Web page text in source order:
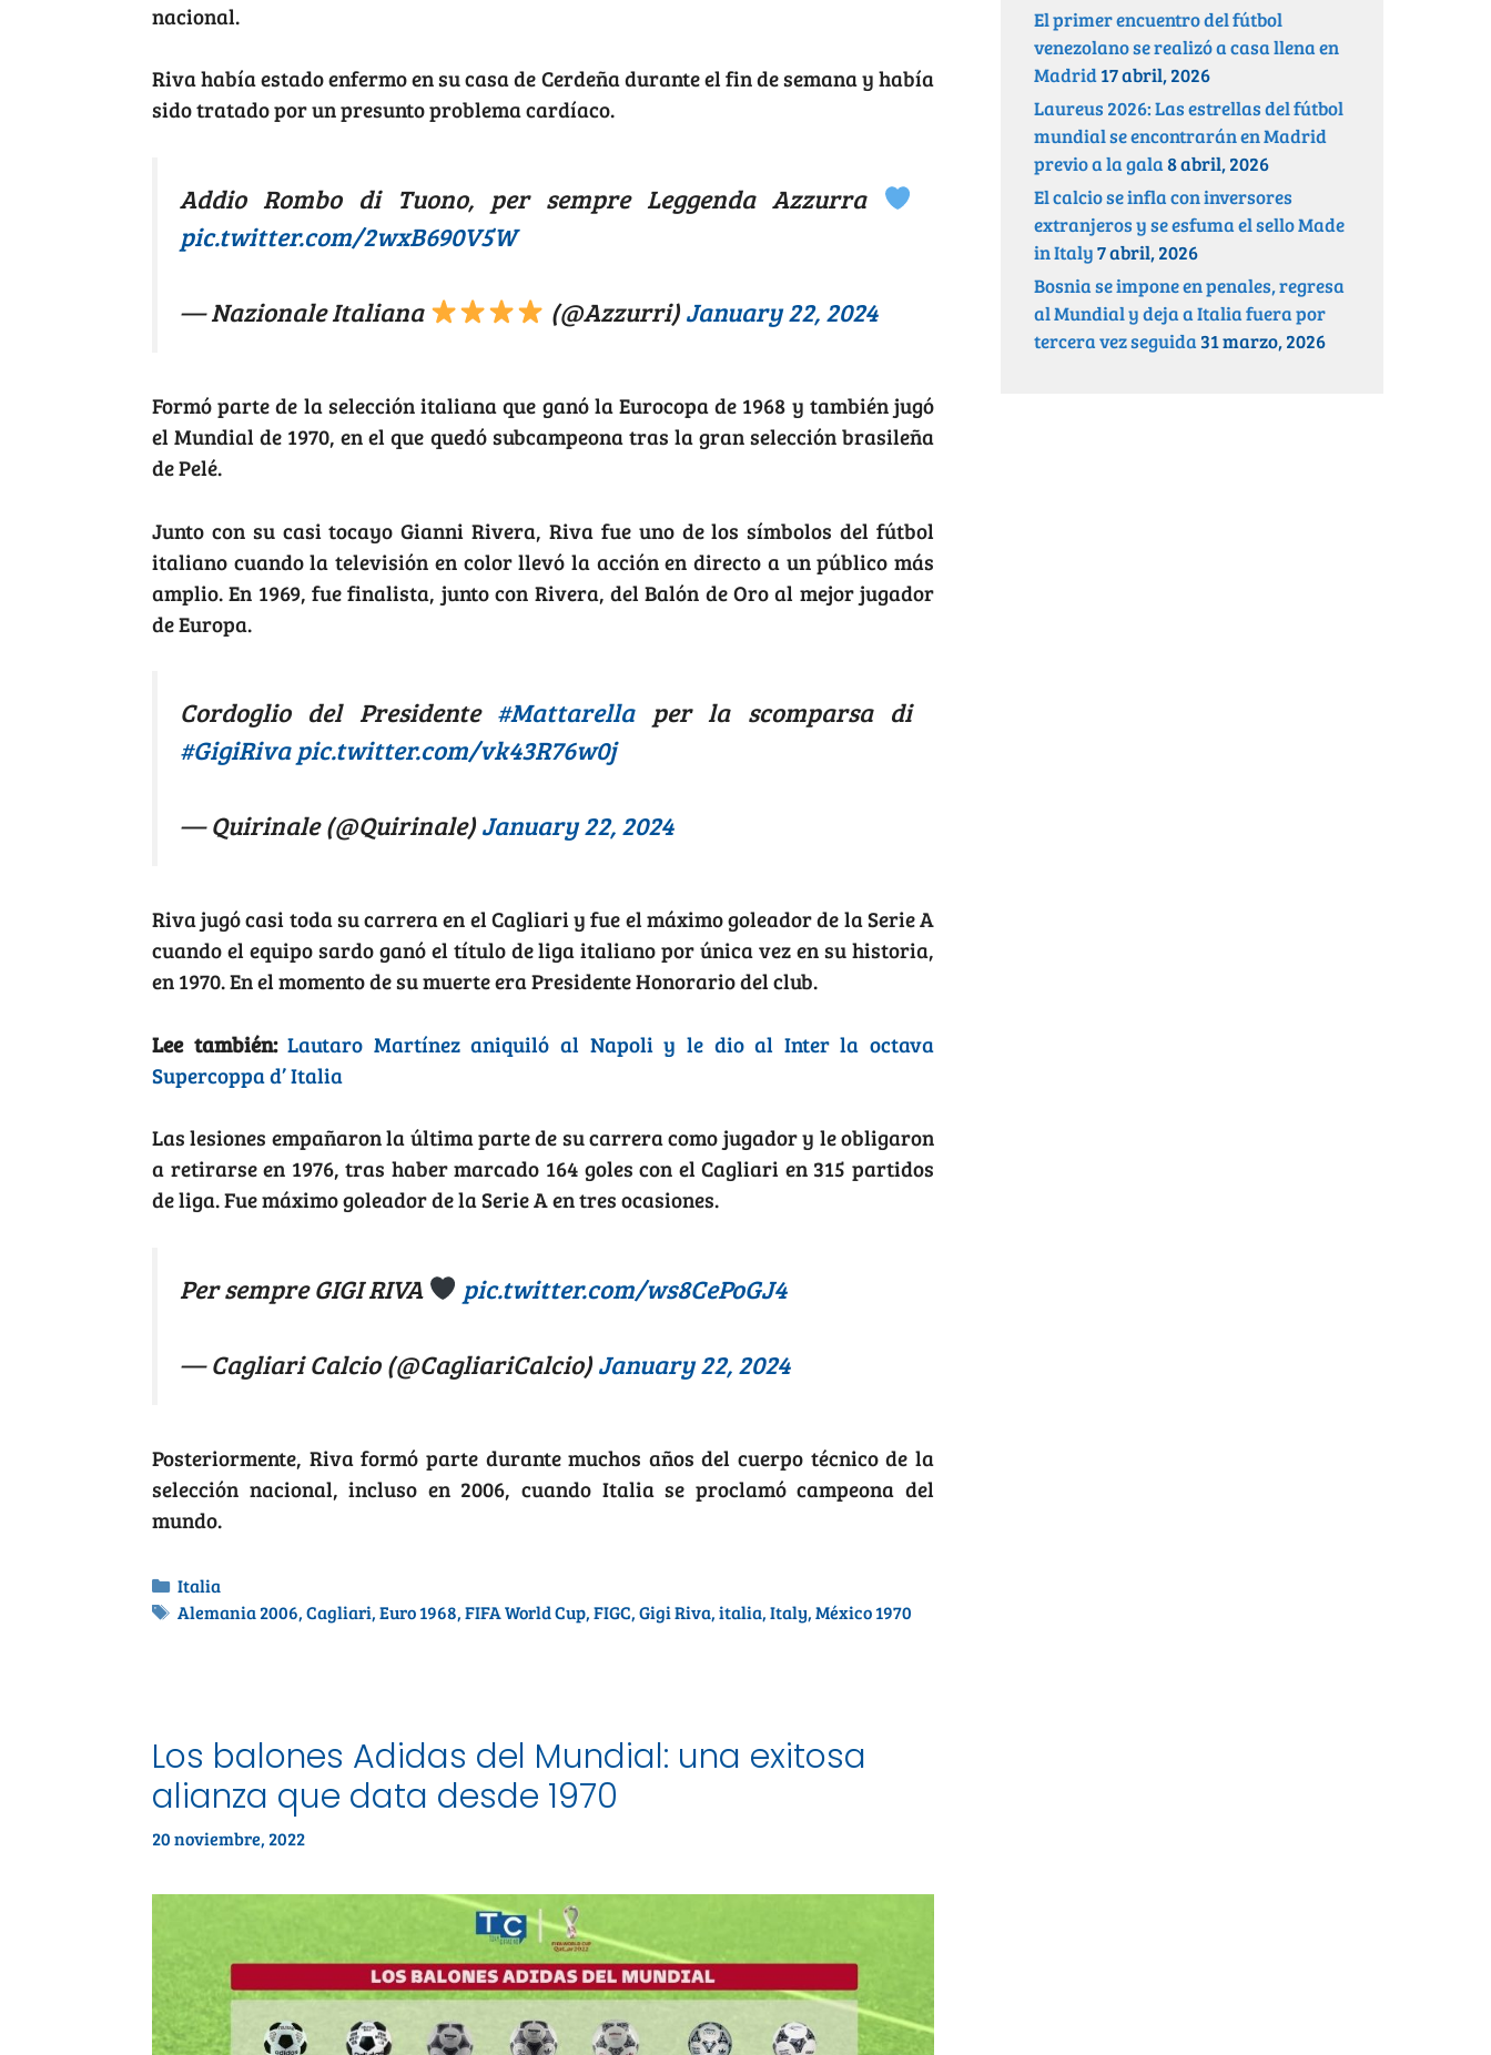
nacional.
Riva había estado enfermo en su casa de Cerdeña durante el fin de semana y había
sido tratado por un presunto problema cardíaco.
Addio Rombo di Tuono, per sempre Leggenda Azzurra
pic.twitter.com/2wxB690V5W
— Nazionale Italiana (@Azzurri)January 22, 2024
Formó parte de la selección italiana que ganó la Eurocopa de 1968 y también jugó
el Mundial de 1970, en el que quedó subcampeona tras la gran selección brasileña
de Pelé.
Junto con su casi tocayo Gianni Rivera, Riva fue uno de los símbolos del fútbol
italiano cuando la televisión en color llevó la acción en directo a un público más
amplio. En 1969, fue finalista, junto con Rivera, del Balón de Oro al mejor jugador
de Europa.
Cordoglio del Presidente #Mattarellaper la scomparsa di
#GigiRiva pic.twitter.com/vk43R76w0j
— Quirinale (@Quirinale)January 22, 2024
Riva jugó casi toda su carrera en el Cagliari y fue el máximo goleador de la Serie A
cuando el equipo sardo ganó el título de liga italiano por única vez en su historia,
en 1970. En el momento de su muerte era Presidente Honorario del club.
Lee también: Lautaro Martínez aniquiló al Napoli y le dio al Inter la octava
Supercoppa d’ Italia
Las lesiones empañaron la última parte de su carrera como jugador y le obligaron
a retirarse en 1976, tras haber marcado 164 goles con el Cagliari en 315 partidos
de liga. Fue máximo goleador de la Serie A en tres ocasiones.
Per sempre GIGI RIVA pic.twitter.com/ws8CePoGJ4
— Cagliari Calcio (@CagliariCalcio)January 22, 2024
Posteriormente, Riva formó parte durante muchos años del cuerpo técnico de la
selección nacional, incluso en 2006, cuando Italia se proclamó campeona del
mundo.
Italia
Alemania 2006,Cagliari,Euro 1968,FIFA World Cup,FIGC,Gigi Riva,italia,Italy,México 1970
Los balones Adidas del Mundial: una exitosa
alianza que data desde 1970
20 noviembre, 2022
El primer encuentro del fútbol
venezolano se realizó a casa llena en
Madrid17 abril, 2026
Laureus 2026: Las estrellas del fútbol
mundial se encontrarán en Madrid
previo a la gala8 abril, 2026
El calcio se infla con inversores
extranjeros y se esfuma el sello Made
in Italy7 abril, 2026
Bosnia se impone en penales, regresa
al Mundial y deja a Italia fuera por
tercera vez seguida31 marzo, 2026